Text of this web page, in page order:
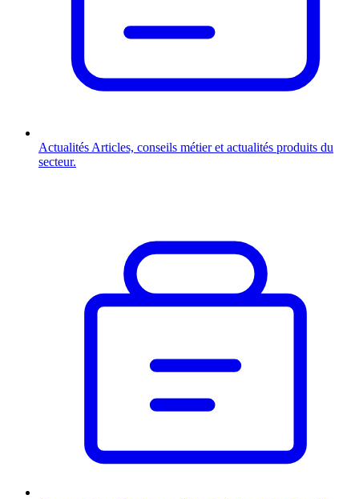
Actualités Articles, conseils métier et actualités produits du
secteur.